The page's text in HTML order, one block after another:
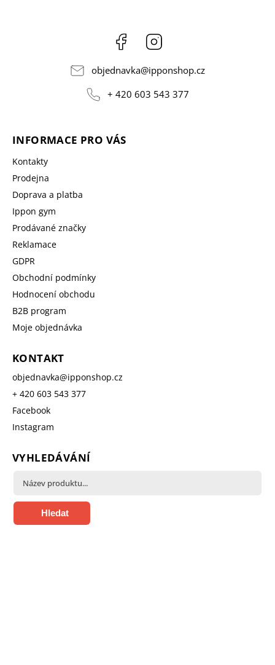
Facebook
objednavka@ipponshop.cz
+ 420 603 543 377
INFORMACE PRO VÁS
Kontakty
Prodejna
Doprava a platba
Ippon gym
Prodávané značky
Reklamace
GDPR
Obchodní podmínky
Hodnocení obchodu
B2B program
Moje objednávka
KONTAKT
objednavka@ipponshop.cz
+ 420 603 543 377
Facebook
Instagram
VYHLEDÁVÁNÍ
Hledat